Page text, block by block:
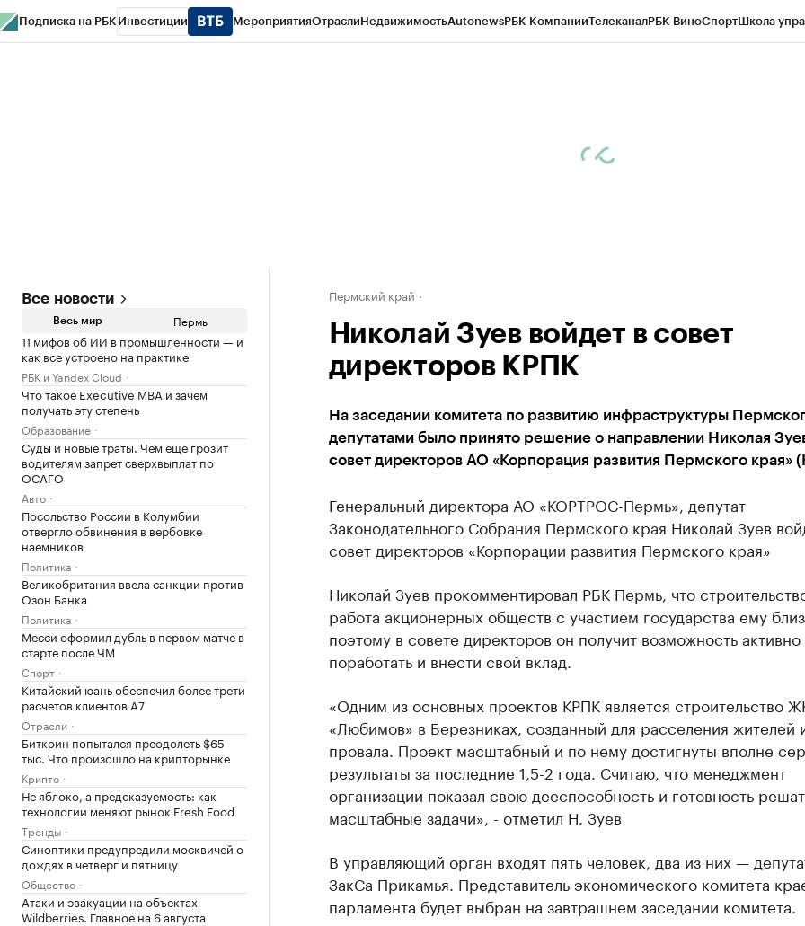
Подписка на РБК Инвестиции МероприятияОтраслиНедвижимостьAutonewsРБК КомпанииТелеканалРБК ВиноСпортШкола
Все новости
Весь мир Пермь
11 мифов об ИИ в промышленности — и
как все устроено на практике
РБК и Yandex Cloud
Что такое Executive MBA и зачем
получать эту степень
Образование
Суды и новые траты. Чем еще грозит
водителям запрет сверхвыплат по
ОСАГО
Авто
Посольство России в Колумбии
отвергло обвинения в вербовке
наемников
Политика
Великобритания ввела санкции против
Озон Банка
Политика
Месси оформил дубль в первом матче в
старте после ЧМ
Спорт
Китайский юань обеспечил более трети
расчетов клиентов А7
Отрасли
Биткоин попытался преодолеть $65
тыс. Что произошло на крипторынке
Крипто
Не яблоко, а предсказуемость: как
технологии меняют рынок Fresh Food
Тренды
Синоптики предупредили москвичей о
дождях в четверг и пятницу
Общество
Атаки и эвакуации на объектах
Wildberries. Главное на 6 августа
Пермский край
Николай Зуев войдет в совет
директоров КРПК
На заседании комитета по развитию инфраструктуры
депутатами было принято решение о направлении Николая
совет директоров АО «Корпорация развития Пермского края»
Генеральный директора АО «КОРТРОС-Пермь», депутат
Законодательного Собрания Пермского края Николай Зуев
совет директоров «Корпорации развития Пермского края»
Николай Зуев прокомментировал РБК Пермь, что
работа акционерных обществ с участием государства ему
поэтому в совете директоров он получит возможность активно
поработать и внести свой вклад.
«Одним из основных проектов КРПК является строительство
«Любимов» в Березниках, созданный для расселения жителей
провала. Проект масштабный и по нему достигнуты вполне
результаты за последние 1,5-2 года. Считаю, что менеджмент
организации показал свою дееспособность и готовность
масштабные задачи», - отметил Н. Зуев
В управляющий орган входят пять человек, два из них —
ЗакСа Прикамья. Представитель экономического комитета
парламента будет выбран на завтрашнем заседании комитета.